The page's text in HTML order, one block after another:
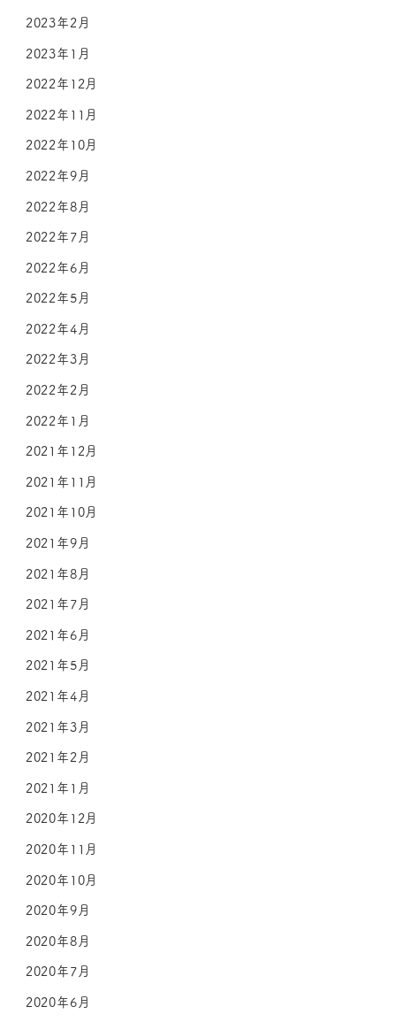
2023年2月
2023年1月
2022年12月
2022年11月
2022年10月
2022年9月
2022年8月
2022年7月
2022年6月
2022年5月
2022年4月
2022年3月
2022年2月
2022年1月
2021年12月
2021年11月
2021年10月
2021年9月
2021年8月
2021年7月
2021年6月
2021年5月
2021年4月
2021年3月
2021年2月
2021年1月
2020年12月
2020年11月
2020年10月
2020年9月
2020年8月
2020年7月
2020年6月